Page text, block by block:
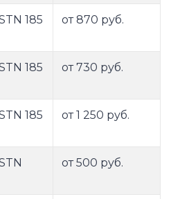
185
от 870 руб.
185
от 730 руб.
185
от 1 250 руб.
от 500 руб.